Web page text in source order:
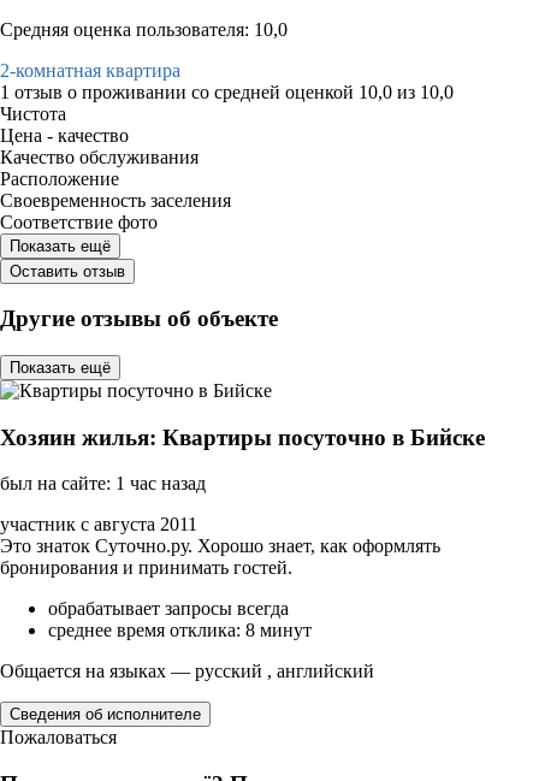
Средняя оценка пользователя: 10,0
2-комнатная квартира
1 отзыв о проживании со средней оценкой 10,0 из 10,0
Чистота
Цена - качество
Качество обслуживания
Расположение
Своевременность заселения
Соответствие фото
Показать ещё
Оставить отзыв
Другие отзывы об объекте
Показать ещё
Хозяин жилья: Квартиры посуточно в Бийске
был на сайте: 1 час назад
участник с августа 2011
Это знаток Суточно.ру. Хорошо знает, как оформлять
бронирования и принимать гостей.
обрабатывает запросы всегда
среднее время отклика: 8 минут
Общается на языках — русский , английский
Сведения об исполнителе
Пожаловаться